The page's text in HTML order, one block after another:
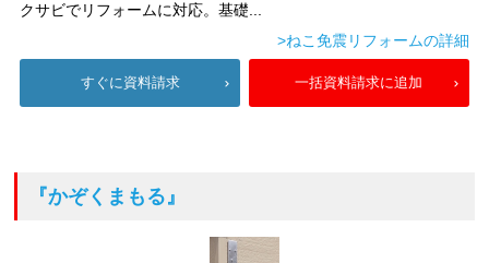
クサビでリフォームに対応。基礎...
>ねこ免震リフォームの詳細
すぐに資料請求 一括資料請求に追加
『かぞくまもる』